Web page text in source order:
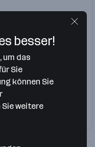
Engineer
besser!
um das
Sie
können Sie
Sie weitere